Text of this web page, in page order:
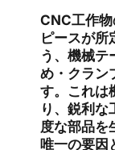
CNC工作
ピースが所
う、機械テ
め・クラン
す。これは
り、鋭利な
度な部品を
唯一の要因